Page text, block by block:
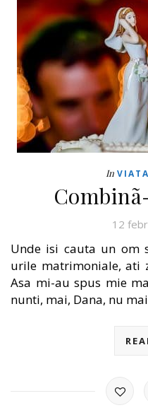
In
12
Unde isi cauta un om
urile matrimoniale, ati
Asa mi-au spus mie
nunti, mai, Dana, nu